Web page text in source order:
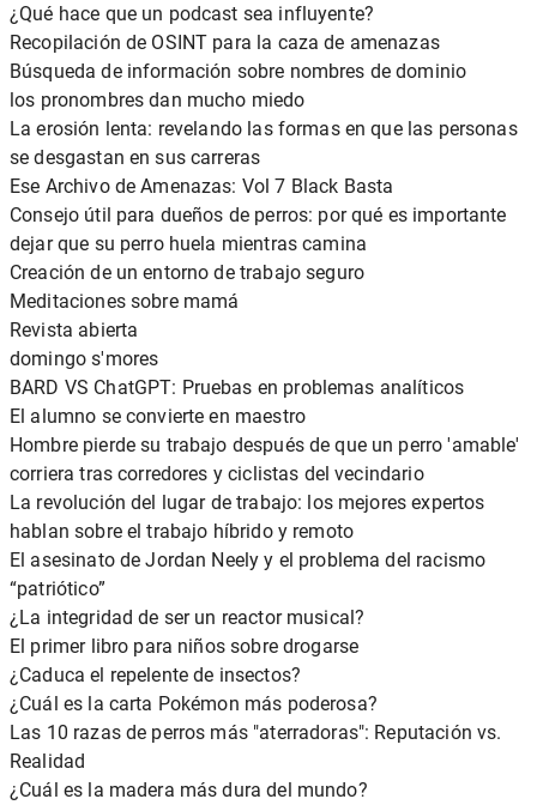
¿Qué hace que un podcast sea influyente?
Recopilación de OSINT para la caza de amenazas
Búsqueda de información sobre nombres de dominio
los pronombres dan mucho miedo
La erosión lenta: revelando las formas en que las personas
se desgastan en sus carreras
Ese Archivo de Amenazas: Vol 7 Black Basta
Consejo útil para dueños de perros: por qué es importante
dejar que su perro huela mientras camina
Creación de un entorno de trabajo seguro
Meditaciones sobre mamá
Revista abierta
domingo s'mores
BARD VS ChatGPT: Pruebas en problemas analíticos
El alumno se convierte en maestro
Hombre pierde su trabajo después de que un perro 'amable'
corriera tras corredores y ciclistas del vecindario
La revolución del lugar de trabajo: los mejores expertos
hablan sobre el trabajo híbrido y remoto
El asesinato de Jordan Neely y el problema del racismo
“patriótico”
¿La integridad de ser un reactor musical?
El primer libro para niños sobre drogarse
¿Caduca el repelente de insectos?
¿Cuál es la carta Pokémon más poderosa?
Las 10 razas de perros más "aterradoras": Reputación vs.
Realidad
¿Cuál es la madera más dura del mundo?